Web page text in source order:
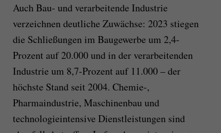
Auch Bau- und verarbeitende Industrie
verzeichnen deutliche Zuwächse: 2023 stiegen
die Schließungen im Baugewerbe um 2,4-
Prozent auf 20.000 und in der verarbeitenden
Industrie um 8,7-Prozent auf 11.000 – der
höchste Stand seit 2004. Chemie-,
Pharmaindustrie, Maschinenbau und
technologieintensive Dienstleistungen sind